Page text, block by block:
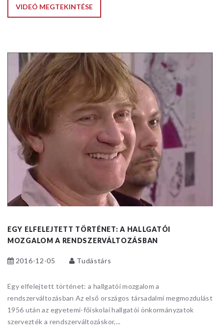
VIDEÓ MEGTEKINTÉSE
EGY ELFELEJTETT TÖRTÉNET: A HALLGATÓI
MOZGALOM A RENDSZERVÁLTOZÁSBAN
2016-12-05 Tudástárs
Egy elfelejtett történet: a hallgatói mozgalom a
rendszerváltozásban Az első országos társadalmi megmozdulást
1956 után az egyetemi-főiskolai hallgatói önkormányzatok
szervezték a rendszerváltozáskor,...